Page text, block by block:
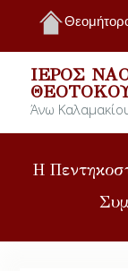
ΙΕΡΌΣ
Άνω
Η